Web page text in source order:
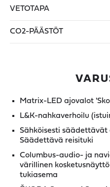
VETOTAPA
CO2-PÄÄSTÖT
Matrix-LED ajovalot
L&K-nahkaverhoilu
Sähköisesti
Säädettävä reisituki
Columbus-audio- ja
värillinen
tukiasema